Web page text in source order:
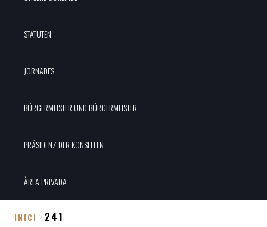
STATUTEN
JORNADES
BÜRGERMEISTER UND BÜRGERMEISTER
PRÄSIDENZ DER KONSELLEN
ÀREA PRIVADA
INICI 241